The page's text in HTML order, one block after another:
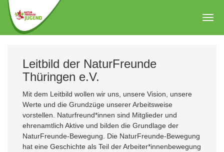
Zum
Hauptinhalt
springen
Leitbild der NaturFreunde
Thüringen e.V.
Mit dem Leitbild wollen wir uns, unsere Vision, unsere
Werte und die Grundzüge unserer Arbeitsweise
vorstellen. Naturfreund*innen sind Mitglieder und
ehrenamtlich Aktive und bilden die Grundlage der
NaturFreunde-Bewegung. Die NaturFreunde-Bewegung
hat eine Geschichte als Teil der Arbeiter*innenbewegung